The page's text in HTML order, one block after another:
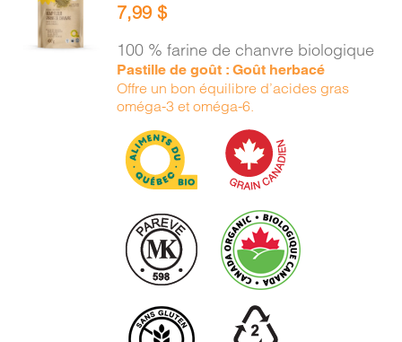
PANIER
/
7,99$
100 % farine de chanvre biologique
Pastille de goût : Goût herbacé
Offre un bon équilibre d’acides gras
oméga-3 et oméga-6.